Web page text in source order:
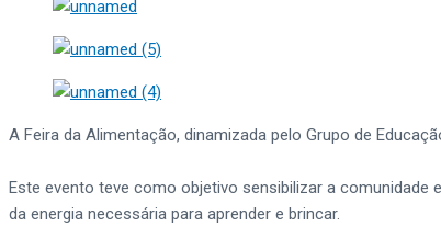
A Feira da Alimentação, dinamizada pelo Grupo de
Este evento teve como objetivo sensibilizar a
da energia necessária para aprender e brincar.